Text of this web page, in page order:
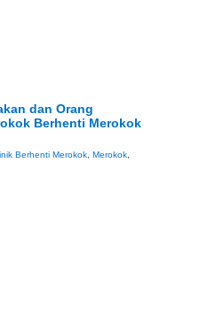
dan Orang
Berhenti Merokok
Berhenti Merokok, Merokok,